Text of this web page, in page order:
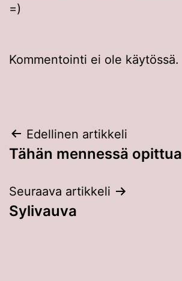
=)
Kommentointi ei ole käytössä.
Artikkelien
selaus
Edellinen artikkeli
Tähän mennessä opittua
Seuraava artikkeli
Sylivauva